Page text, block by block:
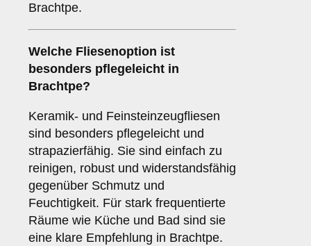
Brachtpe.
Welche Fliesenoption ist
besonders pflegeleicht in
Brachtpe?
Keramik- und Feinsteinzeugfliesen
sind besonders pflegeleicht und
strapazierfähig. Sie sind einfach zu
reinigen, robust und widerstandsfähig
gegenüber Schmutz und
Feuchtigkeit. Für stark frequentierte
Räume wie Küche und Bad sind sie
eine klare Empfehlung in Brachtpe.